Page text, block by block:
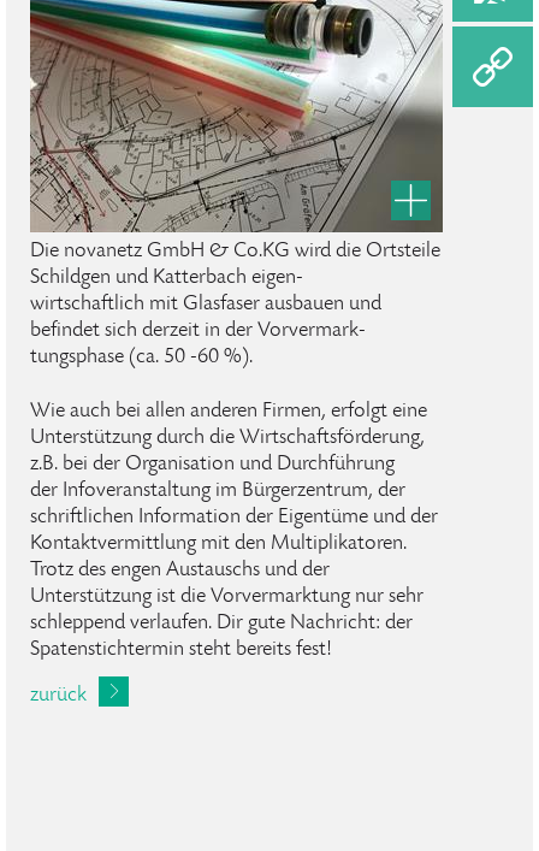
Die novanetz GmbH & Co.KG wird die Ortsteile
Schildgen und Katterbach eigen-
wirtschaftlich mit Glasfaser ausbauen und
befindet sich derzeit in der Vorvermark-
tungsphase (ca. 50 -60 %).
Wie auch bei allen anderen Firmen, erfolgt eine
Unterstützung durch die Wirtschaftsförderung,
z.B. bei der Organisation und Durchführung
der Infoveranstaltung im Bürgerzentrum, der
schriftlichen Information der Eigentüme und der
Kontaktvermittlung mit den Multiplikatoren.
Trotz des engen Austauschs und der
Unterstützung ist die Vorvermarktung nur sehr
schleppend verlaufen. Dir gute Nachricht: der
Spatenstichtermin steht bereits fest!
zurück